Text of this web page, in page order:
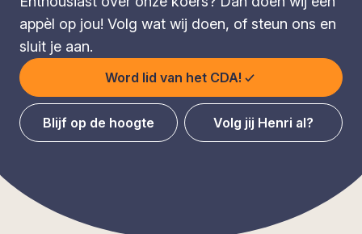
appèl op jou! Volg wat wij doen, of steun ons en
sluit je aan.
Word lid van het CDA!
Blijf op de hoogte Volg jij Henri al?